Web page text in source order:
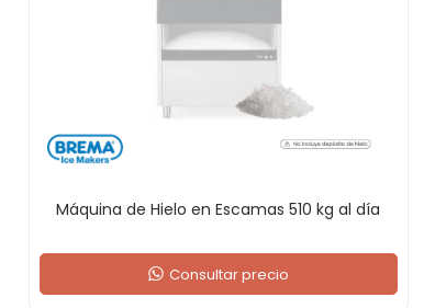
Máquina de Hielo en Escamas 510 kg al día
Consultar precio